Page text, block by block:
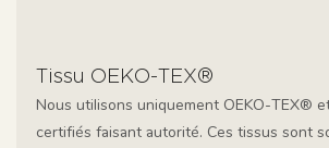
Tissu OEKO-TEX®
Nous utilisons uniquement OEKO-TEX®
certifiés faisant autorité. Ces tissus sont